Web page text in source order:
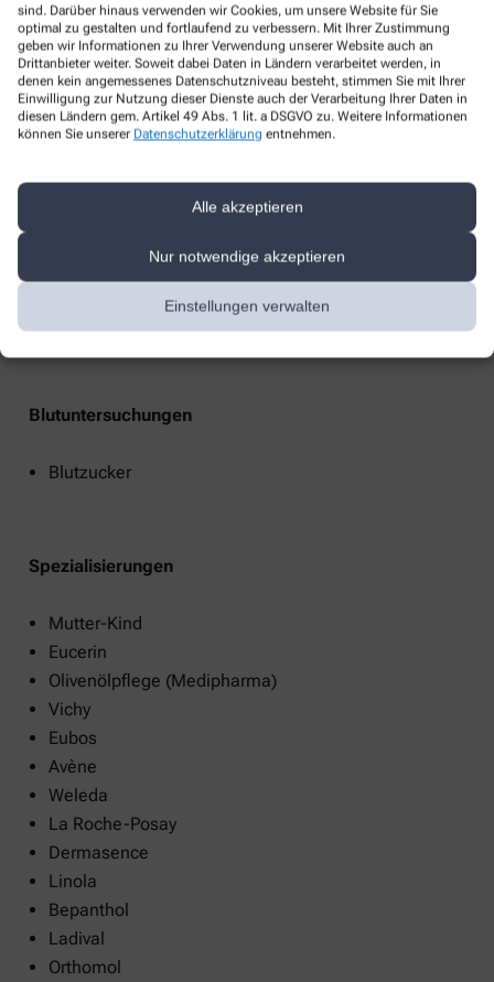
sind. Darüber hinaus verwenden wir Cookies, um unsere Website für Sie
optimal zu gestalten und fortlaufend zu verbessern. Mit Ihrer Zustimmung
geben wir Informationen zu Ihrer Verwendung unserer Website auch an
Drittanbieter weiter. Soweit dabei Daten in Ländern verarbeitet werden, in
denen kein angemessenes Datenschutzniveau besteht, stimmen Sie mit Ihrer
Einwilligung zur Nutzung dieser Dienste auch der Verarbeitung Ihrer Daten in
diesen Ländern gem. Artikel 49 Abs. 1 lit. a DSGVO zu. Weitere Informationen
können Sie unserer Datenschutzerklärung entnehmen.
Alle akzeptieren
Nur notwendige akzeptieren
Einstellungen verwalten
Internationale Arzneimittel
Entsorgung von Altmedikamenten
Gutscheine
Heimversorgung
Blutuntersuchungen
Blutzucker
Spezialisierungen
Mutter-Kind
Eucerin
Olivenölpflege (Medipharma)
Vichy
Eubos
Avène
Weleda
La Roche-Posay
Dermasence
Linola
Bepanthol
Ladival
Orthomol